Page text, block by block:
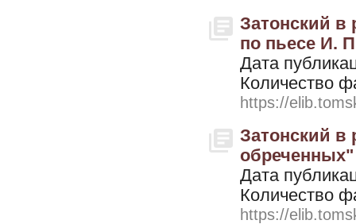
Затонский в
по пьесе И.
Дата
Количество
https://
Затонский в
Дата
Количество
https://